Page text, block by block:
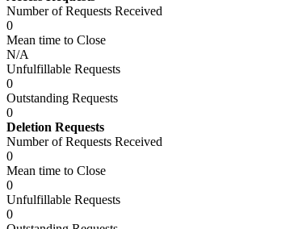
Number of Requests Received
0
Mean time to Close
N/A
Unfulfillable Requests
0
Outstanding Requests
0
Deletion Requests
Number of Requests Received
0
Mean time to Close
0
Unfulfillable Requests
0